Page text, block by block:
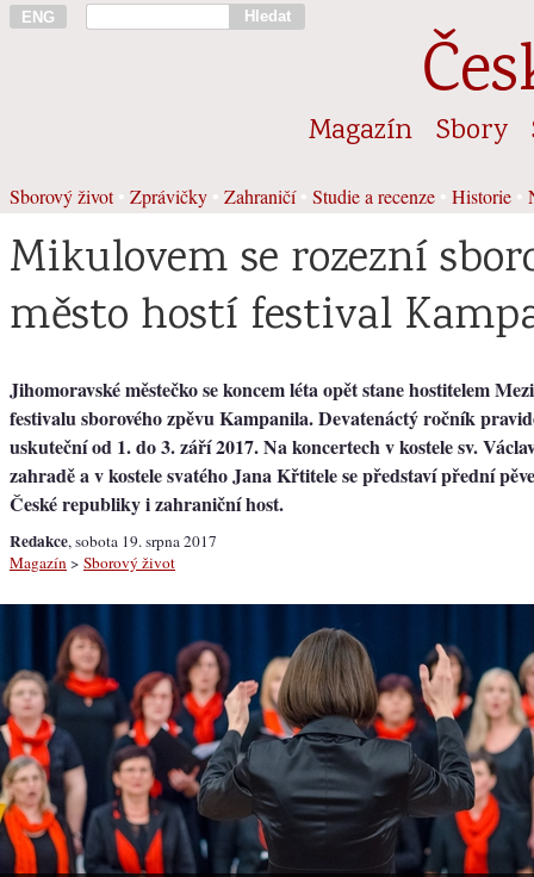
ENG Hledat
Magazín Sbory
Sborový život• Zprávičky Zahraničí• Studie a recenze Historie
Mikulovem se rozezní
město hostí festival
Jihomoravské městečko se koncem léta opět stane hostitelem
festivalu sborového zpěvu Kampanila. Devatenáctý ročník
uskuteční od 1. do 3. září 2017. Na koncertech v kostele sv.
zahradě a v kostele svatého Jana Křtitele se představí přední
České republiky i zahraniční host.
Redakce, sobota 19. srpna 2017
Magazín > Sborový život